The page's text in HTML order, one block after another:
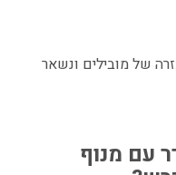
של מובילים ונשאר
עם מנוף